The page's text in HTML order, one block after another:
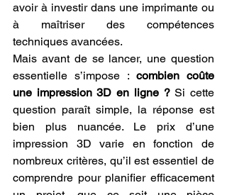
avoir à investir dans une imprimante ou
à maîtriser des compétences
techniques avancées.
Mais avant de se lancer, une question
essentielle s’impose : combien coûte
une impression 3D en ligne ? Si cette
question paraît simple, la réponse est
bien plus nuancée. Le prix d’une
impression 3D varie en fonction de
nombreux critères, qu’il est essentiel de
comprendre pour planifier efficacement